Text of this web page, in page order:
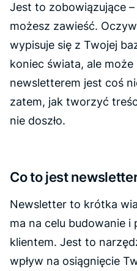
Jest to zobowiązujące
możesz zawieść.
wypisuje się z Twojej
koniec świata, ale
newsletterem jest coś
zatem, jak tworzyć
nie doszło.
Co to jest
Newsletter to krótka
ma na celu budowanie
klientem. Jest to
wpływ na osiągnięcie